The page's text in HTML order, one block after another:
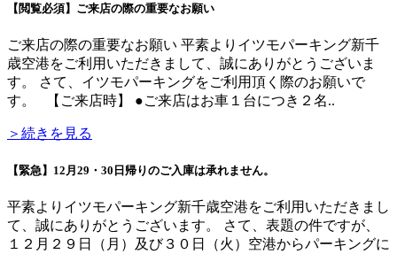
【閲覧必須】ご来店の際の重要なお願い
ご来店の際の重要なお願い 平素よりイツモパーキング新千
歳空港をご利用いただきまして、誠にありがとうございま
す。 さて、イツモパーキングをご利用頂く際のお願いで
す。 【ご来店時】 ●ご来店はお車１台につき２名..
＞続きを見る
【緊急】12月29・30日帰りのご入庫は承れません。
平素よりイツモパーキング新千歳空港をご利用いただきまし
て、誠にありがとうございます。 さて、表題の件ですが、
１２月２９日（月）及び３０日（火）空港からパーキングに